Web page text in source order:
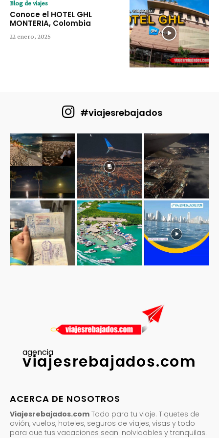
Blog de viajes
Conoce el HOTEL GHL
MONTERIA, Colombia
22 enero, 2025
#viajesrebajados
agencia
viajesrebajados.com
ACERCA DE NOSOTROS
Viajesrebajados.com Todo para tu viaje. Tiquetes de
avión, vuelos, hoteles, seguros de viajes, visas y todo
para que tus vacaciones sean inolvidables y tranquilas.